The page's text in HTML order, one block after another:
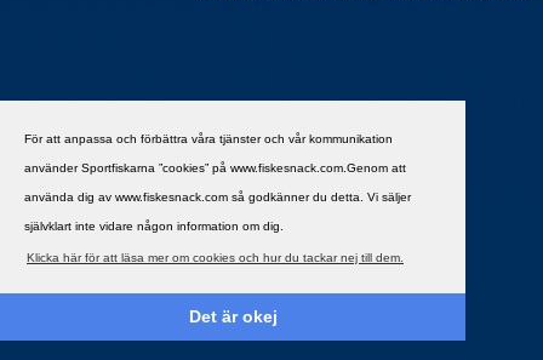
För att anpassa och förbättra våra tjänster och vår kommunikation
använder Sportfiskarna ”cookies” på www.fiskesnack.com.Genom att
använda dig av www.fiskesnack.com så godkänner du detta. Vi säljer
självklart inte vidare någon information om dig.
Klicka här för att läsa mer om cookies och hur du tackar nej till dem.
Det är okej